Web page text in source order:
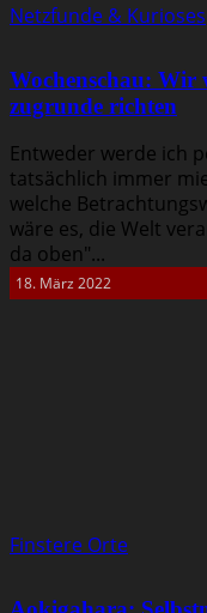
Netzfunde & Kurioses
Wochenschau: Wir
zugrunde richten
Entweder werde ich
tatsächlich immer
welche
wäre es, die Welt
da oben"...
18. März 2022
Finstere Orte